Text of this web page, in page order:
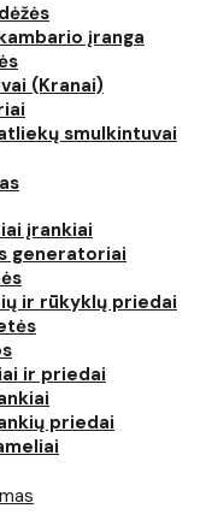
įranga
(Kranai)
smulkintuvai
įrankiai
generatoriai
ir rūkyklų priedai
ir priedai
priedai